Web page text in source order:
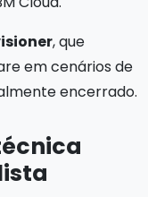
, que
em cenários de
encerrado.